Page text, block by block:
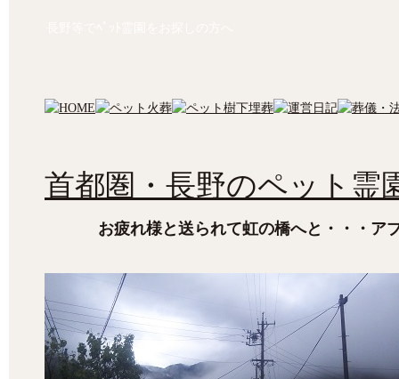
首都圏・長野のペット霊
お疲れ様と送られて虹の橋へと・・・ア